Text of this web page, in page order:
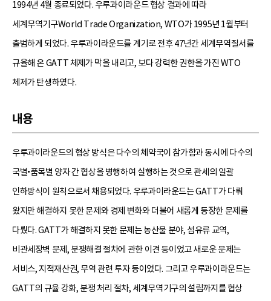
1994년 4월 종료되었다. 우루과이라운드 협상 결과에 따라
세계무역기구World Trade Organization, WTO가 1995년 1월부터
출범하게 되었다. 우루과이라운드를 계기로 전후 47년간 세계무역질서를
규율해 온 GATT 체제가 막을 내리고, 보다 강력한 권한을 가진 WTO
체제가 탄생하였다.
내용
우루과이라운드의 협상 방식은 다수의 체약국이 참가함과 동시에 다수의
국별•품목별 양자 간 협상을 병행하여 실행하는 것으로 관세의 일괄
인하방식이 원칙으로서 채용되었다. 우루과이라운드는 GATT가 다뤄
왔지만 해결하지 못한 문제와 경제 변화와 더불어 새롭게 등장한 문제를
다뤘다. GATT가 해결하지 못한 문제는 농산물 분야, 섬유류 교역,
비관세장벽 문제, 분쟁해결 절차에 관한 이견 등이었고 새로운 문제는
서비스, 지적재산권, 무역 관련 투자 등이었다. 그리고 우루과이라운드는
GATT의 규율 강화, 분쟁 처리 절차, 세계무역기구의 설립까지를 협상